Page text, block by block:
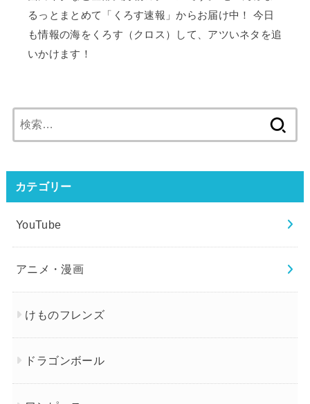
るっとまとめて「くろす速報」からお届け中！ 今日
も情報の海をくろす（クロス）して、アツいネタを追
いかけます！
索:
カテゴリー
YouTube
アニメ・漫画
けものフレンズ
ドラゴンボール